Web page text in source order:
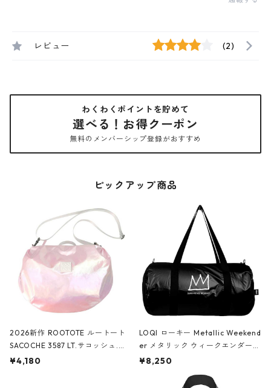
レビュー (2)
わくわくポイントを貯めて
選べる！お得クーポン
無料のメンバーシップ登録がおすすめ
ピックアップ商品
2026新作 ROOTOTE ルートート
SACOCHE 3587 LT.サコッシュ.ル
ミエ-B ショルダーバッグ グロスピ
¥4,180
LOQI ローキー Metallic Weekend
er メタリック ウィークエンダー
ボストンバッグ ショルダーバッグ
Black ジャン=ミッシェル・バスキ
¥8,250